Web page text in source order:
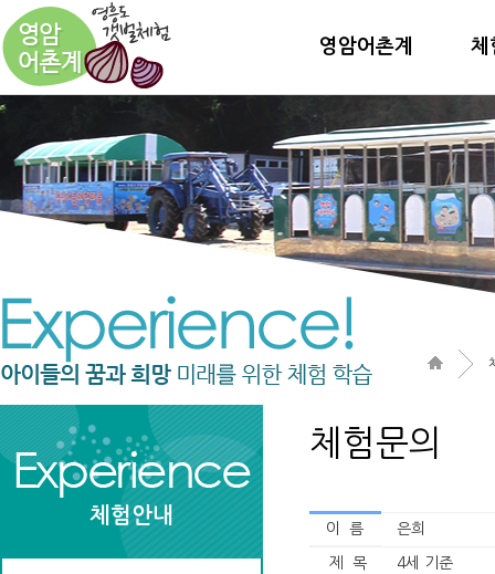
영암어촌계 체
체험안내
체험문의
이 름 은희
제 목 4세 기준